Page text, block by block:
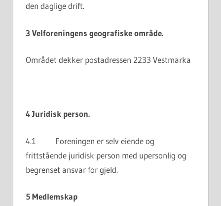
den daglige drift.
3Velforeningens geografiske område.
Området dekker postadressen 2233 Vestmarka
4 Juridisk person.
4.1 Foreningen er selv eiende og
frittstående juridisk person med upersonlig og
begrenset ansvar for gjeld.
5 Medlemskap